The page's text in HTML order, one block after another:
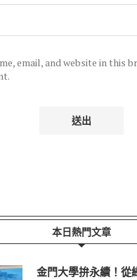
email, and website in this
本日熱門文章
金門大學拚永續！從